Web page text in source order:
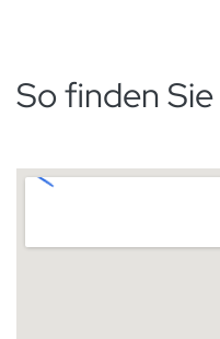
So finden